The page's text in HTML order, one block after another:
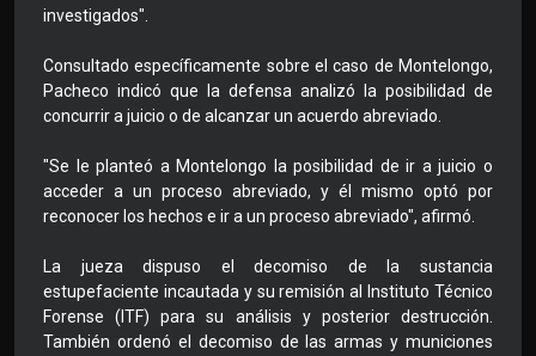
investigados".
Consultado específicamente sobre el caso de Montelongo,
Pacheco indicó que la defensa analizó la posibilidad de
concurrir a juicio o de alcanzar un acuerdo abreviado.
"Se le planteó a Montelongo la posibilidad de ir a juicio o
acceder a un proceso abreviado, y él mismo optó por
reconocer los hechos e ir a un proceso abreviado", afirmó.
La jueza dispuso el decomiso de la sustancia
estupefaciente incautada y su remisión al Instituto Técnico
Forense (ITF) para su análisis y posterior destrucción.
También ordenó el decomiso de las armas y municiones